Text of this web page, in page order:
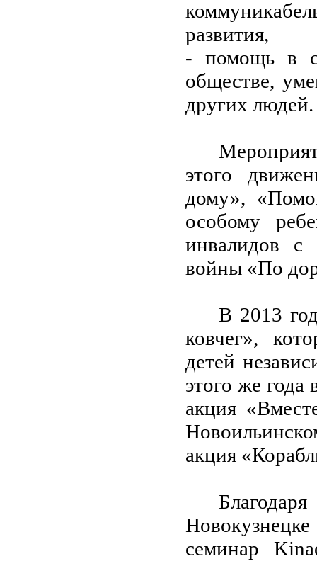
развития,
- помощь в
обществе,
других людей.
этого
дому»,
особому
инвалидов с
войны «По
В 2013
ковчег»,
детей
этого же
акция
акция
семинар